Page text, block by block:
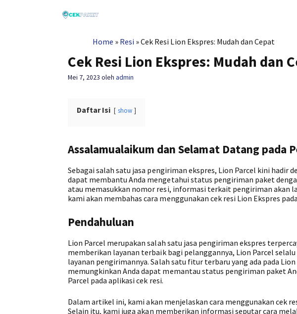
Home » Resi »Cek Resi Lion Ekspres: Mudah dan Cepat
Cek Resi Lion Ekspres: Mudah dan
Mei 7, 2023 oleh admin
Daftar Isi show
Assalamualaikum dan Selamat Datang pada
Sebagai salah satu jasa pengiriman ekspres, Lion Parcel kini hadir
dapat membantu Anda mengetahui status pengiriman paket
atau memasukkan nomor resi, informasi terkait pengiriman akan
kami akan membahas cara menggunakan cek resi Lion Ekspres
Pendahuluan
Lion Parcel merupakan salah satu jasa pengiriman ekspres
memberikan layanan terbaik bagi pelanggannya, Lion Parcel
layanan pengirimannya. Salah satu fitur terbaru yang ada pada
memungkinkan Anda dapat memantau status pengiriman paket
Parcel pada aplikasi cek resi.
Dalam artikel ini, kami akan menjelaskan cara menggunakan cek
Selain itu, kami juga akan memberikan informasi seputar cara